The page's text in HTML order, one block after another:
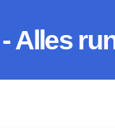
Alles